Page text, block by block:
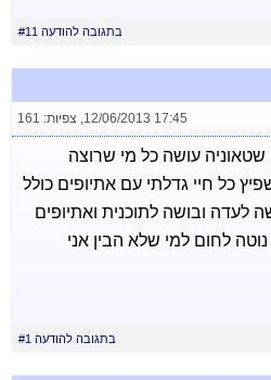
בתגובה להודעה #11
12/06/2013 17:45
, צפיות: 161
עושה כל מי שרוצה
כל חיי גדלתי עם אתיופים כולל
לעדה ובושה לתוכנית ואתיופים
לחום למי שלא הבין אני
בתגובה להודעה #1